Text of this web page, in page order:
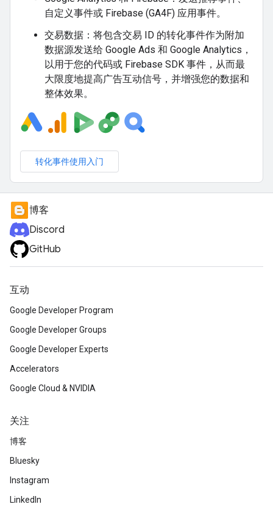
自定义事件或 Firebase (GA4F) 应用事件。
交易数据：将包含交易 ID 的转化事件作为附加
数据源发送给 Google Ads 和 Google Analytics，
以用于您的代码或 Firebase SDK 事件，从而最
大限度地提高广告互动信号，并增强您的数据和
整体效果。
转化事件使用入门
博客
Discord
GitHub
互动
Google Developer Program
Google Developer Groups
Google Developer Experts
Accelerators
Google Cloud & NVIDIA
关注
博客
Bluesky
Instagram
LinkedIn